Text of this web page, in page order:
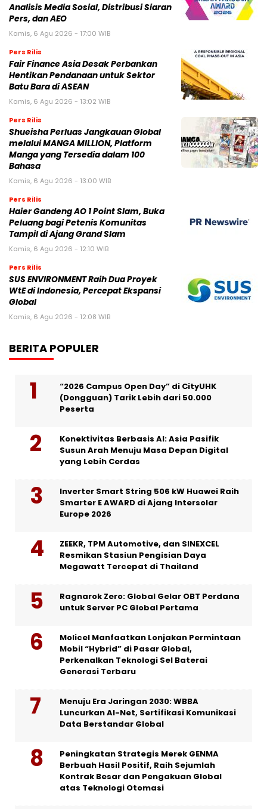
Analisis Media Sosial, Distribusi Siaran
Pers, dan AEO
Kamis, 6 Agu 2026 - 17:00 WIB
Pers Rilis
Fair Finance Asia Desak Perbankan
Hentikan Pendanaan untuk Sektor
Batu Bara di ASEAN
Kamis, 6 Agu 2026 - 13:02 WIB
Pers Rilis
Shueisha Perluas Jangkauan Global
melalui MANGA MILLION, Platform
Manga yang Tersedia dalam 100
Bahasa
Kamis, 6 Agu 2026 - 13:00 WIB
Pers Rilis
Haier Gandeng AO 1 Point Slam, Buka
Peluang bagi Petenis Komunitas
Tampil di Ajang Grand Slam
Kamis, 6 Agu 2026 - 12:10 WIB
Pers Rilis
SUS ENVIRONMENT Raih Dua Proyek
WtE di Indonesia, Percepat Ekspansi
Global
Kamis, 6 Agu 2026 - 12:08 WIB
BERITA POPULER
“2026 Campus Open Day” di CityUHK
(Dongguan) Tarik Lebih dari 50.000
Peserta
Konektivitas Berbasis AI: Asia Pasifik
Susun Arah Menuju Masa Depan Digital
yang Lebih Cerdas
Inverter Smart String 506 kW Huawei Raih
Smarter E AWARD di Ajang Intersolar
Europe 2026
ZEEKR, TPM Automotive, dan SINEXCEL
Resmikan Stasiun Pengisian Daya
Megawatt Tercepat di Thailand
Ragnarok Zero: Global Gelar OBT Perdana
untuk Server PC Global Pertama
Molicel Manfaatkan Lonjakan Permintaan
Mobil “Hybrid” di Pasar Global,
Perkenalkan Teknologi Sel Baterai
Generasi Terbaru
Menuju Era Jaringan 2030: WBBA
Luncurkan AI-Net, Sertifikasi Komunikasi
Data Berstandar Global
Peningkatan Strategis Merek GENMA
Berbuah Hasil Positif, Raih Sejumlah
Kontrak Besar dan Pengakuan Global
atas Teknologi Otomasi